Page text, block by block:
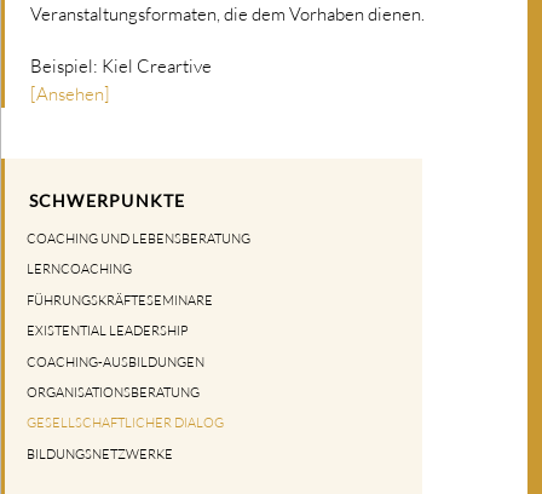
Veranstaltungsformaten, die dem Vorhaben dienen.
Beispiel: Kiel Creartive
[Ansehen]
SCHWERPUNKTE
COACHING UND LEBENSBERATUNG
LERNCOACHING
FÜHRUNGSKRÄFTESEMINARE
EXISTENTIAL LEADERSHIP
COACHING-AUSBILDUNGEN
ORGANISATIONSBERATUNG
GESELLSCHAFTLICHER DIALOG
BILDUNGSNETZWERKE